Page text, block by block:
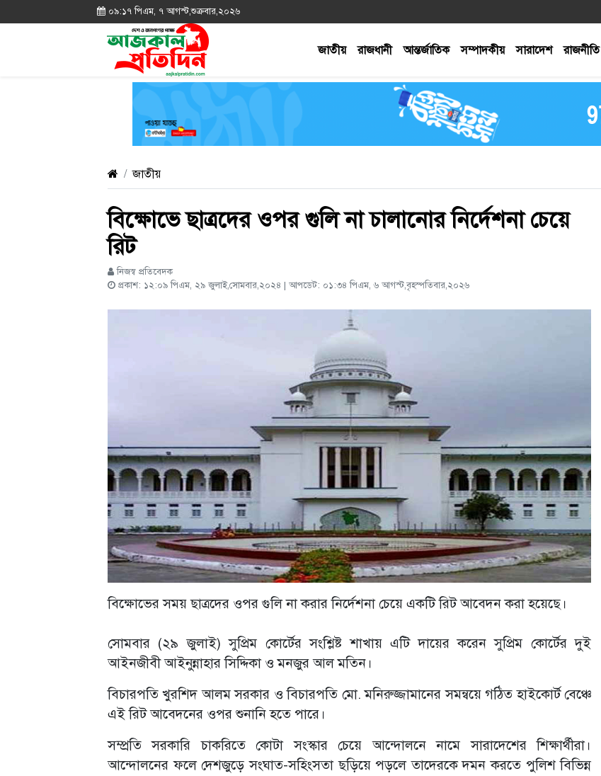
০৯:১৭ পিএম, ৭ আগস্ট,শুক্রবার,২০২৬
জাতীয় রাজধানী আন্তর্জাতিক সম্পাদকীয় সারাদেশ রাজনীতি
জাতীয়
বিক্ষোভে ছাত্রদের ওপর গুলি না চালানোর নির্দেশনা চেয়ে
রিট
নিজস্ব প্রতিবেদক
প্রকাশ: ১২:০৯ পিএম, ২৯ জুলাই,সোমবার,২০২৪ | আপডেট: ০১:৩৪ পিএম, ৬ আগস্ট,বৃহস্পতিবার,২০২৬
বিক্ষোভের সময় ছাত্রদের ওপর গুলি না করার নির্দেশনা চেয়ে একটি রিট আবেদন করা হয়েছে।
সোমবার (২৯ জুলাই) সুপ্রিম কোর্টের সংশ্লিষ্ট শাখায় এটি দায়ের করেন সুপ্রিম কোর্টের দুই
আইনজীবী আইনুন্নাহার সিদ্দিকা ও মনজুর আল মতিন।
বিচারপতি খুরশিদ আলম সরকার ও বিচারপতি মো. মনিরুজ্জামানের সমন্বয়ে গঠিত হাইকোর্ট বেঞ্চে
এই রিট আবেদনের ওপর শুনানি হতে পারে।
সম্প্রতি সরকারি চাকরিতে কোটা সংস্কার চেয়ে আন্দোলনে নামে সারাদেশের শিক্ষার্থীরা।
আন্দোলনের ফলে দেশজুড়ে সংঘাত-সহিংসতা ছড়িয়ে পড়লে তাদেরকে দমন করতে পুলিশ বিভিন্ন